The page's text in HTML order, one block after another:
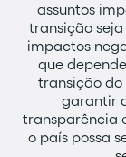
assuntos
transição
impactos
que
transição
garantir
transparência
o país possa